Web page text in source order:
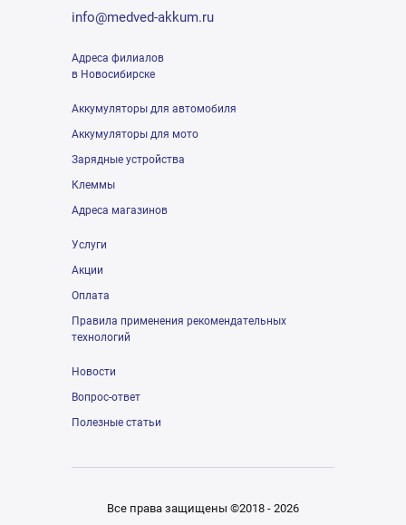
info@medved-akkum.ru
Адреса филиалов
в Новосибирске
Аккумуляторы для автомобиля
Аккумуляторы для мото
Зарядные устройства
Клеммы
Адреса магазинов
Услуги
Акции
Оплата
Правила применения рекомендательных
технологий
Новости
Вопрос-ответ
Полезные статьи
Все права защищены ©2018 - 2026